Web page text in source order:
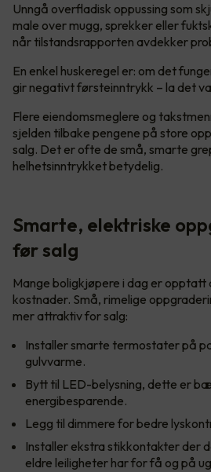
Unngå overfladisk oppussing som
male over mugg, sprekker eller
når tilstandsrapporten avdekker
En enkel huskeregel er: om det
gir negativt førsteinntrykk – la det
Flere eiendomsmeglere og
sjelden tilbake pengene på store
salg. Det er ofte de små, smarte
helhetsinntrykket betydelig.
Smarte, elektriske
før salg
Mange boligkjøpere i dag er opptatt
kostnader. Små, rimelige
mer attraktiv for salg:
Installer smarte termostater på
gulvvarme.
Bytt til LED-belysning, dette er
energibesparende.
Legg til dimmere for bedre
Installer ekstra stikkontakter der
eldre leiligheter har for få og på